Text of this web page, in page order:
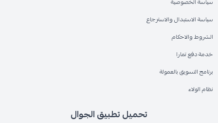
سياسة الاستبدال والاسترجاع
الشروط والاحكام
خدمة دفع تمارا
برنامج التسويق بالعمولة
نظام الولاء
تحميل تطبيق الجوال